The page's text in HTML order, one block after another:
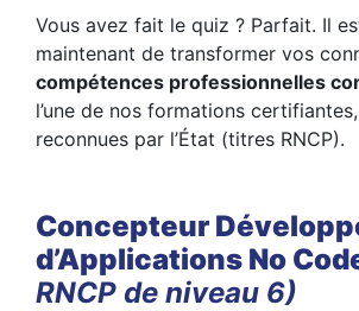
Vous avez fait le quiz ? Parfait. Il
maintenant de transformer vos
compétences professionnelles
l’une de nos formations
reconnues par l’État (titres RNCP).
Concepteur
d’Applications No
RNCP de niveau 6)